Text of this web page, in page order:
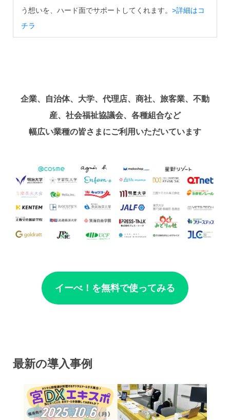
う想いを、ハード面でサポートしてくれます。 >詳細はコ
チラ
企業、自治体、大学、代理店、商社、旅客業、不動
産、社会福祉協議会、各種組合など
幅広い業種の皆さまにご利用いただいています
イーべ！を無料で使ってみる
最新の導入事例